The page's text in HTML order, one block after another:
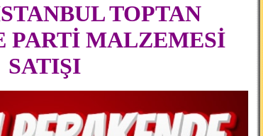
TOPTAN
PARTİ MALZEMESİ
SATIŞI